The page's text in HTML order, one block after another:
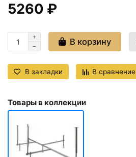
5260 ₽
В корзину
В закладки В сравнение
Товары в коллекции